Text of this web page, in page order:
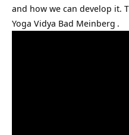
and how we can develop it.
Yoga Vidya Bad Meinberg .